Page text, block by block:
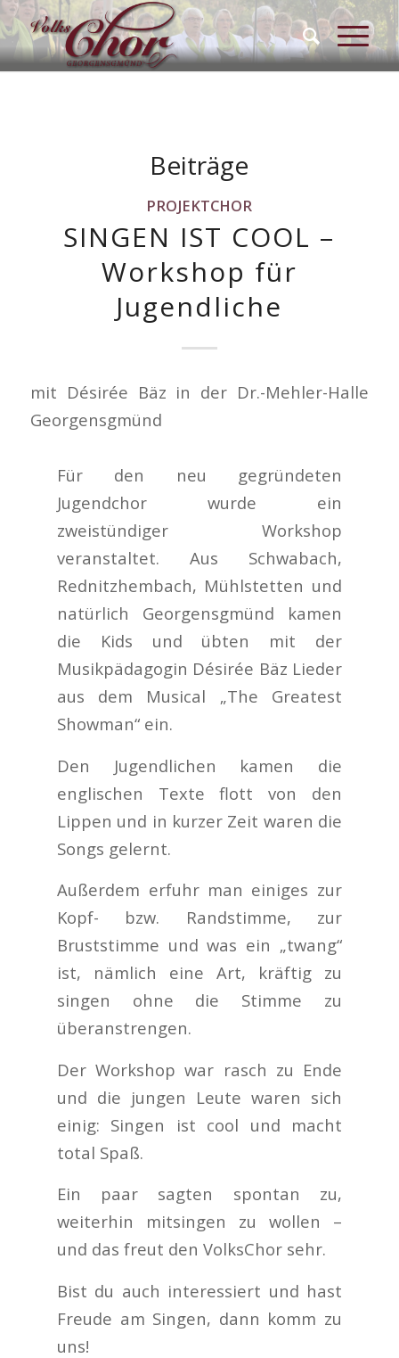
Beiträge
PROJEKTCHOR
SINGEN IST COOL –
Workshop für
Jugendliche
mit Désirée Bäz in der Dr.-Mehler-Halle
Georgensgmünd
Für den neu gegründeten
Jugendchor wurde ein
zweistündiger Workshop
veranstaltet. Aus Schwabach,
Rednitzhembach, Mühlstetten und
natürlich Georgensgmünd kamen
die Kids und übten mit der
Musikpädagogin Désirée Bäz Lieder
aus dem Musical „The Greatest
Showman“ ein.
Den Jugendlichen kamen die
englischen Texte flott von den
Lippen und in kurzer Zeit waren die
Songs gelernt.
Außerdem erfuhr man einiges zur
Kopf- bzw. Randstimme, zur
Bruststimme und was ein „twang“
ist, nämlich eine Art, kräftig zu
singen ohne die Stimme zu
überanstrengen.
Der Workshop war rasch zu Ende
und die jungen Leute waren sich
einig: Singen ist cool und macht
total Spaß.
Ein paar sagten spontan zu,
weiterhin mitsingen zu wollen –
und das freut den VolksChor sehr.
Bist du auch interessiert und hast
Freude am Singen, dann komm zu
uns!